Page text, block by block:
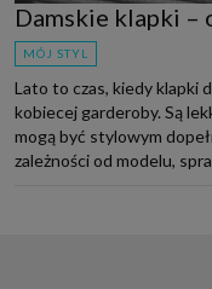
Damskie klapki –
MÓJ STYL
Lato to czas, kiedy klapki
kobiecej garderoby. Są
mogą być stylowym
zależności od modelu,